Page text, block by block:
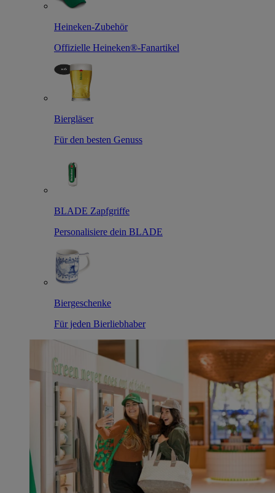
Heineken-Zubehör
Offizielle Heineken®-Fanartikel
Biergläser
Für den besten Genuss
BLADE Zapfgriffe
Personalisiere dein BLADE
Biergeschenke
Für jeden Bierliebhaber